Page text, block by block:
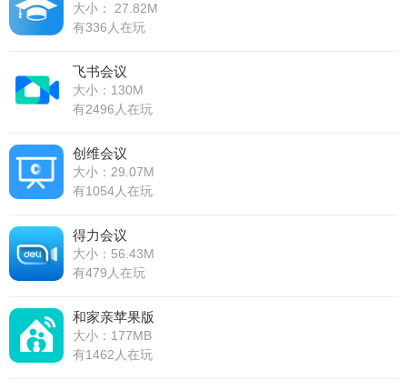
大小： 27.82M
有336人在玩
飞书会议
大小：130M
有2496人在玩
创维会议
大小：29.07M
有1054人在玩
得力会议
大小：56.43M
有479人在玩
和家亲苹果版
大小：177MB
有1462人在玩